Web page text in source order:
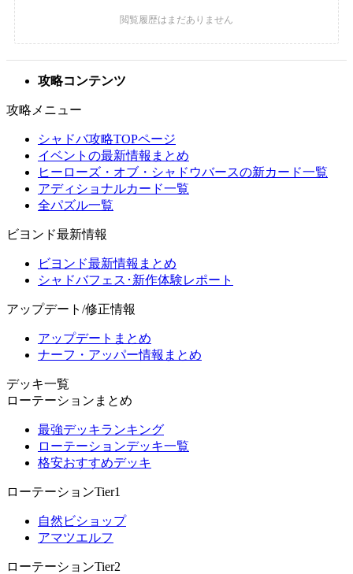
攻略コンテンツ
攻略メニュー
シャドバ攻略TOPページ
イベントの最新情報まとめ
ヒーローズ・オブ・シャドウバースの新カード一覧
アディショナルカード一覧
全パズル一覧
ビヨンド最新情報
ビヨンド最新情報まとめ
シャドバフェス･新作体験レポート
アップデート/修正情報
アップデートまとめ
ナーフ・アッパー情報まとめ
デッキ一覧
ローテーションまとめ
最強デッキランキング
ローテーションデッキ一覧
格安おすすめデッキ
ローテーションTier1
自然ビショップ
アマツエルフ
ローテーションTier2